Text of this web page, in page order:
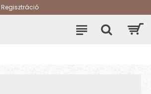
Regisztráció